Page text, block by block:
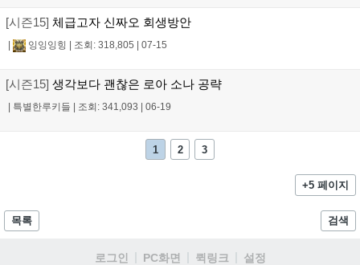
[시즌15] 체급고자 신짜오 회생방안
잉잉잉힝 조회: 318,805 07-15
[시즌15] 생각보다 괜찮은 로아 소나 공략
특별한루키들 조회: 341,093 06-19
1 2 3
+5 페이지
목록 검색
로그인 PC화면 퀵링크
설정